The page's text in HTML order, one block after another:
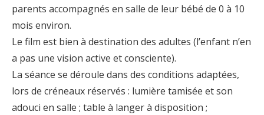
parents accompagnés en salle de leur bébé de 0 à 10
mois environ.
Le film est bien à destination des adultes (l’enfant n’en
a pas une vision active et consciente).
La séance se déroule dans des conditions adaptées,
lors de créneaux réservés : lumière tamisée et son
adouci en salle ; table à langer à disposition ;